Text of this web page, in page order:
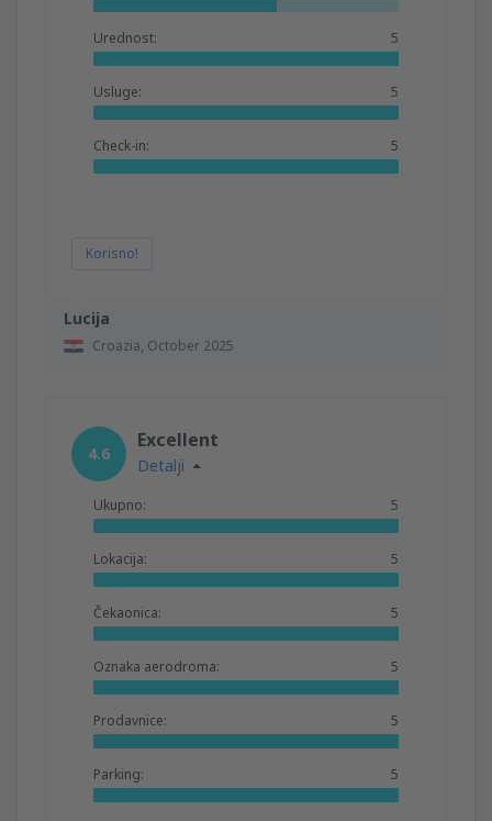
Lucija
Croazia, October 2025
Urednost: 5
Usluge: 5
Check-in: 5
Korisno!
4.6
Excellent
Detalji
Ukupno: 5
Lokacija: 5
Čekaonica: 5
Oznaka aerodroma: 5
Prodavnice: 5
Parking: 5